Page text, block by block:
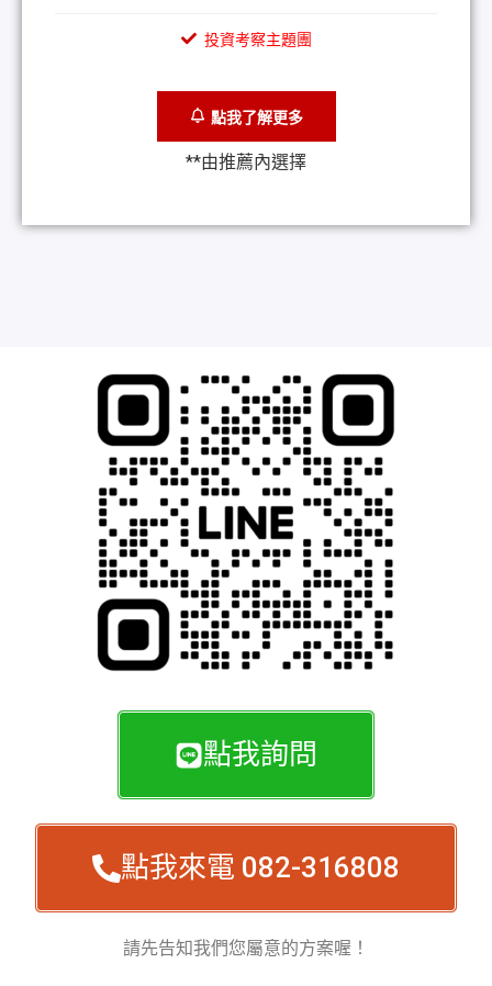
投資考察主題團
點我了解更多
**由推薦內選擇
點我詢問
點我來電 082-316808
請先告知我們您屬意的方案喔！